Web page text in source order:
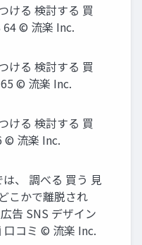
ける 検討する 買
64 © 流楽 Inc.
ける 検討する 買
© 流楽 Inc.
ける 検討する 買
© 流楽 Inc.
、 調べる 買う 見
こかで離脱され
告 SNS デザイン
口コミ © 流楽 Inc.